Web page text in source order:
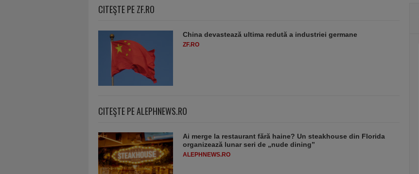
CITEŞTE PE ZF.RO
China devastează ultima redută a industriei germane
ZF.RO
CITEŞTE PE ALEPHNEWS.RO
Ai merge la restaurant fără haine? Un steakhouse din Florida
organizează lunar seri de „nude dining”
ALEPHNEWS.RO